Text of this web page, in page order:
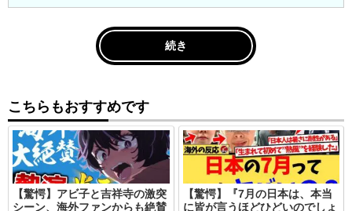
続き
こちらもおすすめです
【驚愕】アビ子と吉祥寺の激突
シーン、海外ファンからも絶賛
【驚愕】『7月の日本は、本当
に皆が言うほどひどいのでしょ